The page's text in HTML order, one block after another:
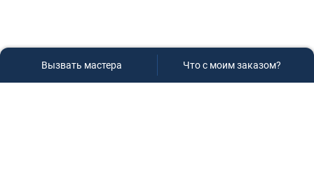
Вызвать мастера Что с моим заказом?